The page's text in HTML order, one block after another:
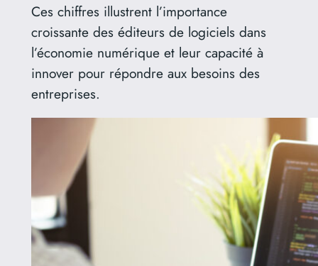
Ces chiffres illustrent l’importance
croissante des éditeurs de logiciels dans
l’économie numérique et leur capacité à
innover pour répondre aux besoins des
entreprises.